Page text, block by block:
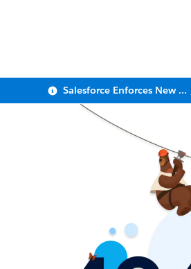
Salesforce Enforces New Security Requirements in Summer 2026